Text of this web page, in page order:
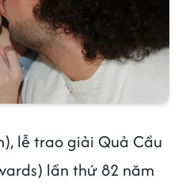
lễ trao giải Quả Cầu
lần thứ 82 năm